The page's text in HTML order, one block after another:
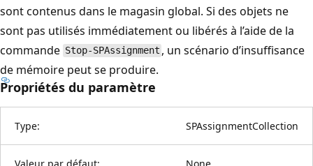
sont contenus dans le magasin global. Si des objets ne
sont pas utilisés immédiatement ou libérés à l’aide de la
commande Stop-SPAssignment , un scénario d’insuffisance
de mémoire peut se produire.
Propriétés du paramètre
Type: SPAssignmentCollection
Valeur par défaut: None